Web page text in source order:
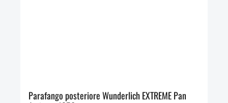
Parafango posteriore Wunderlich EXTREME Pan